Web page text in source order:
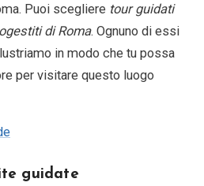
Puoi scegliere tour guidati
di Roma. Ognuno di essi
in modo che tu possa
per visitare questo luogo
guidate